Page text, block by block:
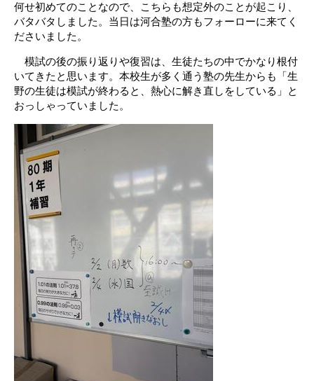
何せ初めてのことなので、こちらも想定外のことが起こり、
バタバタしました。当日は河合塾の方もフォーローに来てく
ださいました。
模試の後の振り返りや復習は、生徒たちの中でかなり根付
いてきたと思います。本校生が多く通う塾の先生からも「生
野の生徒は模試が終わると、熱心に解き直しをしている」と
おっしゃっていました。